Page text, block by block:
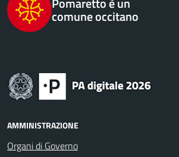
comune occitano
AMMINISTRAZIONE
Organi di Governo